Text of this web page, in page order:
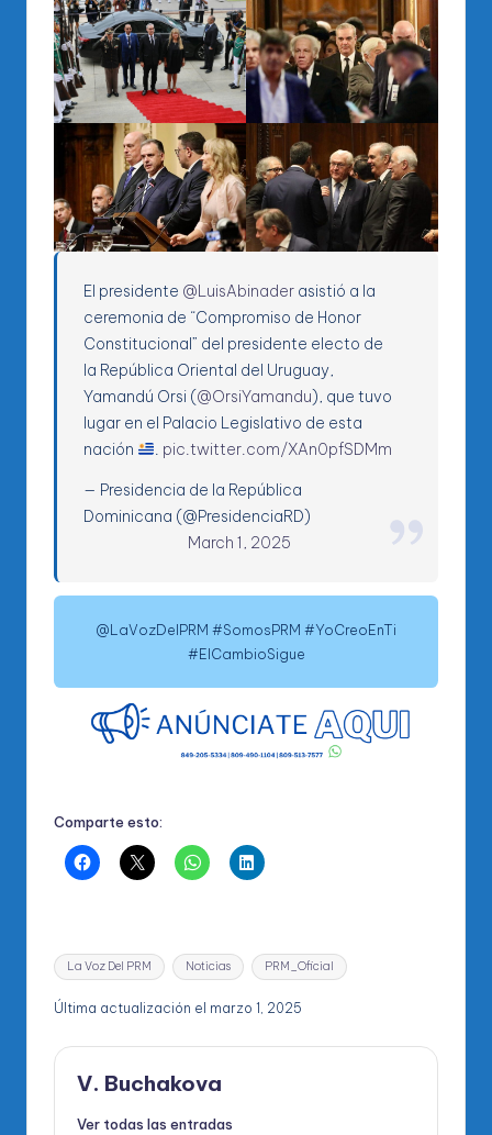
El presidente @LuisAbinader asistió a la
ceremonia de “Compromiso de Honor
Constitucional” del presidente electo de
la República Oriental del Uruguay,
Yamandú Orsi (@OrsiYamandu), que tuvo
lugar en el Palacio Legislativo de esta
nación
. pic.twitter.com/XAn0pfSDMm
— Presidencia de la República
Dominicana (@PresidenciaRD)
March 1, 2025
@LaVozDelPRM #SomosPRM #YoCreoEnTi
#ElCambioSigue
Comparte esto:
Etiquetas:
La Voz Del PRM Noticias PRM_Oficial
Última actualización el marzo 1, 2025
V. Buchakova
Ver todas las entradas